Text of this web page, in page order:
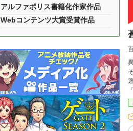
アルファポリス書籍化作家作品
Webコンテンツ大賞受賞作品